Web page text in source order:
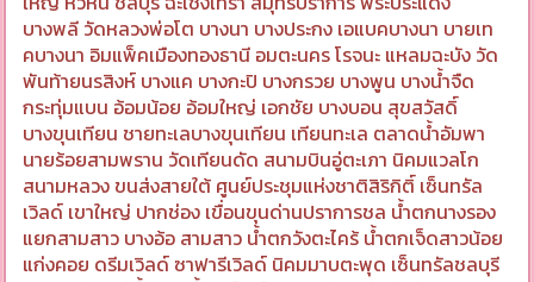
บางพลี วัดหลวงพ่อโต บางนา บางประกง เอแบคบางนา บายเท
คบางนา อิมแพ็คเมืองทองธานี อมตะนคร โรจนะ แหลมฉะบัง วัด
พันท้ายนรสิงห์ บางแค บางกะปิ บางกรวย บางพูน บางน้ำจืด
กระทุ่มแบน อ้อมน้อย อ้อมใหญ่ เอกชัย บางบอน สุขสวัสดิ์
บางขุนเทียน ชายทะเลบางขุนเทียน เทียนทะเล ตลาดน้ำอัมพา
นายร้อยสามพราน วัดเทียนดัด สนามบินอู่ตะเภา นิคมแวลโก
สนามหลวง ขนส่งสายใต้ ศูนย์ประชุมแห่งชาติสิริกิติ์ เซ็นทรัล
เวิลด์ เขาใหญ่ ปากช่อง เขื่อนขุนด่านปราการชล น้ำตกนางรอง
แยกสามสาว บางอ้อ สามสาว น้ำตกวังตะไคร้ น้ำตกเจ็ดสาวน้อย
แก่งคอย ดรีมเวิลด์ ซาฟารีเวิลด์ นิคมมาบตะพุด เซ็นทรัลชลบุรี